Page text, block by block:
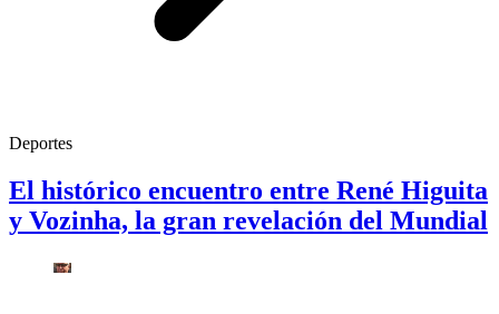
Deportes
El histórico encuentro entre René Higuita
y Vozinha, la gran revelación del Mundial